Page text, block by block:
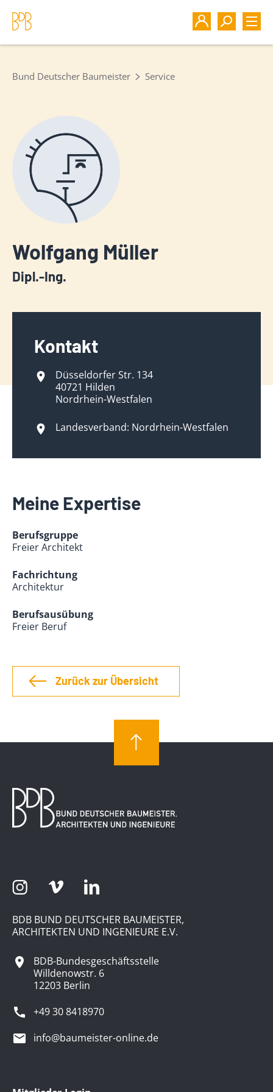
Bund Deutscher Baumeister Service
Wolfgang Müller
Dipl.-Ing.
Kontakt
Düsseldorfer Str. 134
40721 Hilden
Nordrhein-Westfalen
Landesverband: Nordrhein-Westfalen
Meine Expertise
Berufsgruppe
Freier Architekt
Fachrichtung
Architektur
Berufsausübung
Freier Beruf
Zurück zur Übersicht
BDB BUND DEUTSCHER BAUMEISTER,
ARCHITEKTEN UND INGENIEURE E.V.
BDB-Bundesgeschäftsstelle
Willdenowstr. 6
12203 Berlin
+49 30 8418970
info@baumeister-online.de